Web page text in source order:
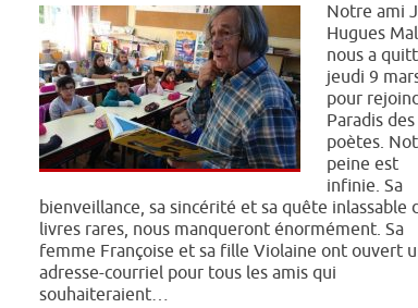
Notre ami
Hugues
nous a
jeudi 9
pour
Paradis des
poètes.
peine est
infinie. Sa
bienveillance, sa sincérité et sa quête inlassable
livres rares, nous manqueront énormément. Sa
femme Françoise et sa fille Violaine ont ouvert
adresse-courriel pour tous les amis qui
souhaiteraient…